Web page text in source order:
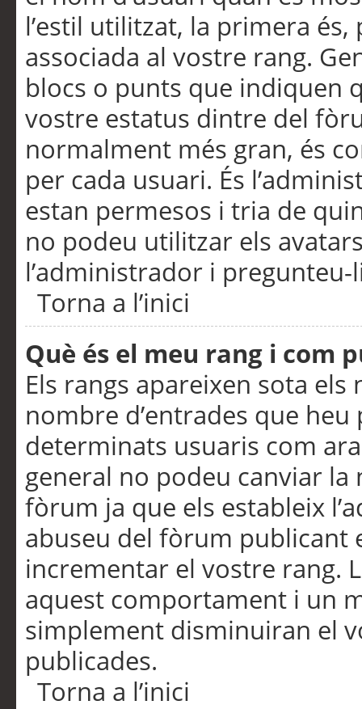
l’estil utilitzat, la primera
associada al vostre rang.
blocs o punts que indiquen
vostre estatus dintre del
normalment més gran, és
per cada usuari. És
estan permesos i tria de
no podeu utilitzar els
l’administrador i pregunteu-
Torna a l’inici
Què és el meu rang i com
Els rangs apareixen sota
nombre d’entrades que
determinats usuaris com
general no podeu canviar
fòrum ja que els estableix
abuseu del fòrum publicant
incrementar el vostre rang.
aquest comportament i un
simplement disminuiran el
publicades.
Torna a l’inici